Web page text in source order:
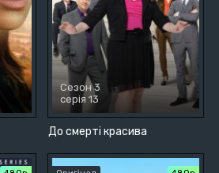
До смерті красива
Сезон 3
серія 13